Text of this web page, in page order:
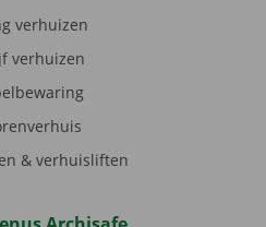
verhuizen
verhuizen
& verhuisliften